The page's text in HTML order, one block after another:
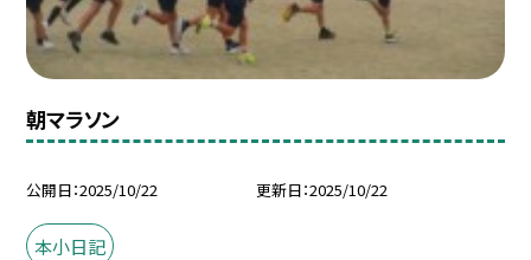
朝マラソン
公開日 2025/10/22 更新日 2025/10/22
本小日記